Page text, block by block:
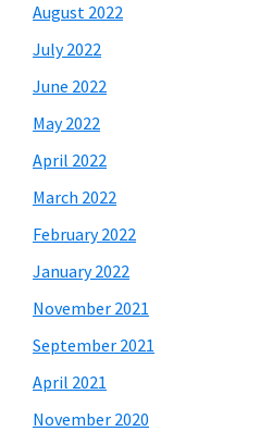
August 2022
July 2022
June 2022
May 2022
April 2022
March 2022
February 2022
January 2022
November 2021
September 2021
April 2021
November 2020